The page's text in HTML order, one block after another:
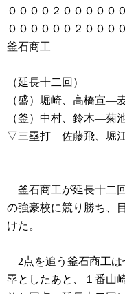
００００２００００
００００００２０００
釜石商工
（延長十二回）
（盛）堀崎、高橋宣―
（釜）中村、鈴木―菊
▽三塁打 佐藤飛、堀江
釜石商工が延長十二
の強豪校に競り勝ち、
けた。
2点を追う釜石商工は
塁としたあと、１番山